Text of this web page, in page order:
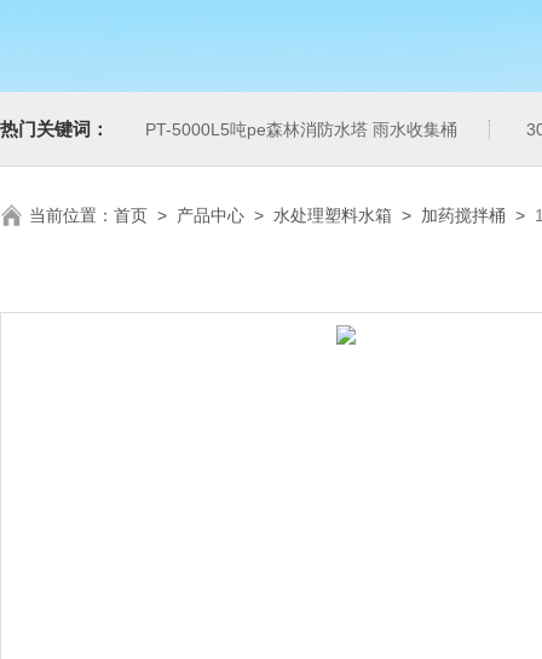
热门关键词： PT-5000L5吨pe森林消防水塔 雨水收集桶
当前位置： 首页 > 产品中心 > 水处理塑料水箱 > 加药搅拌桶 >